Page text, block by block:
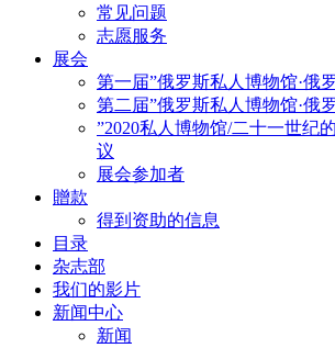
常见问题
志愿服务
展会
第一届”俄罗斯私人博物馆·俄
第二届”俄罗斯私人博物馆·俄
”2020私人博物馆/二十一世纪
议
展会参加者
贈款
得到资助的信息
目录
杂志部
我们的影片
新闻中心
新闻